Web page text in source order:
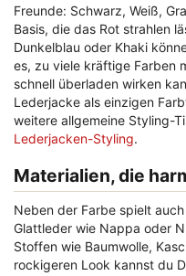
Freunde: Schwarz, Weiß,
Basis, die das Rot strahlen
Dunkelblau oder Khaki
es, zu viele kräftige Farben
schnell überladen wirken
Lederjacke als einzigen
weitere allgemeine Styling-
Lederjacken-Styling.
Materialien, die
Neben der Farbe spielt
Glattleder wie Nappa oder
Stoffen wie Baumwolle,
rockigeren Look kannst du